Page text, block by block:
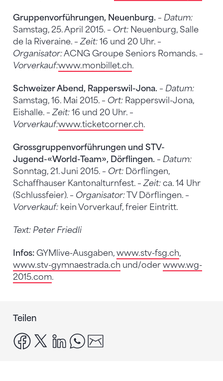
Gruppenvorführungen, Neuenburg. – Datum:
Samstag, 25. April 2015. – Ort: Neuenburg, Salle
de la Riveraine. – Zeit: 16 und 20 Uhr. –
Organisator:ACNG Groupe Seniors Romands. –
Vorverkauf:www.monbillet.ch.
Schweizer Abend, Rapperswil-Jona. – Datum:
Samstag, 16. Mai 2015. – Ort: Rapperswil-Jona,
Eishalle. – Zeit: 16 und 20 Uhr. –
Vorverkauf:www.ticketcorner.ch.
Grossgruppenvorführungen und STV-
Jugend-«World-Team», Dörflingen. – Datum:
Sonntag, 21. Juni 2015. – Ort: Dörflingen,
Schaffhauser Kantonalturnfest. – Zeit: ca. 14 Uhr
(Schlussfeier). – Organisator:TV Dörflingen. –
Vorverkauf: kein Vorverkauf, freier Eintritt.
Text: Peter Friedli
Infos: GYMlive-Ausgaben, www.stv-fsg.ch,
www.stv-gymnaestrada.ch und/oder www.wg-
2015.com.
Teilen
facebook
x linkedinwhatsapp